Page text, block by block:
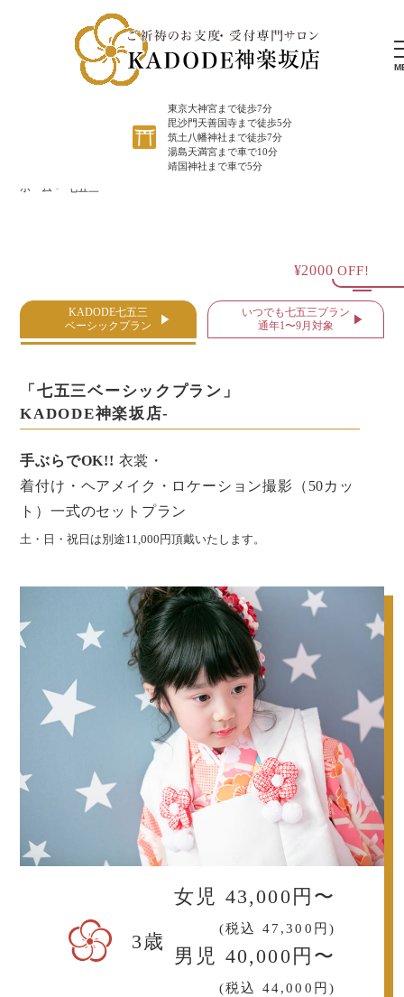
東京大神宮まで徒歩7分
毘沙門天善国寺まで徒歩5分
筑土八幡神社まで徒歩7分
湯島天満宮まで車で10分
靖国神社まで車で5分
ホーム 七五三
¥2000OFF!
KADODE七五三
ベーシックプラン
いつでも七五三プラン
通年1〜9月対象
「七五三ベーシックプラン」
KADODE神楽坂店-
手ぶらでOK!! 衣裳・
着付け・ヘアメイク・ロケーション撮影（50カッ
ト）一式のセットプラン
土・日・祝日は別途11,000円頂戴いたします。
3歳
女児 43,000円〜
(税込 47,300円)
男児 40,000円〜
(税込 44,000円)